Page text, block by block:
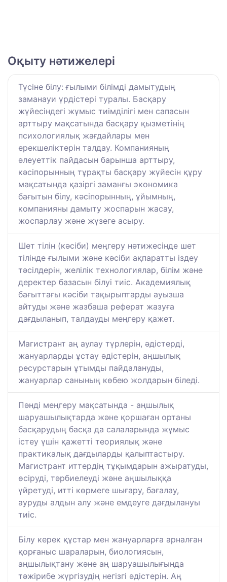
Оқыту нәтижелері
Түсіне білу: ғылыми білімді дамытудың
заманауи үрдістері туралы. Басқару
жүйесіндегі жұмыс тиімділігі мен сапасын
арттыру мақсатында басқару қызметінің
психологиялық жағдайлары мен
ерекшеліктерін талдау. Компанияның
әлеуеттік пайдасын барынша арттыру,
кәсіпорынның тұрақты басқару жүйесін құру
мақсатында қазіргі заманғы экономика
бағытын білу, кәсіпорынның, ұйымның,
компанияны дамыту жоспарын жасау,
жоспарлау және жүзеге асыру.
Шет тілін (кәсіби) меңгеру нәтижесінде шет
тілінде ғылыми және кәсіби ақпаратты іздеу
тәсілдерін, желілік технологиялар, білім және
деректер базасын білуі тиіс. Академиялық
бағыттағы кәсіби тақырыптарды ауызша
айтуды және жазбаша реферат жазуға
дағдыланып, талдауды меңгеру қажет.
Магистрант аң аулау түрлерін, әдістерді,
жануарларды ұстау әдістерін, аңшылық
ресурстарын ұтымды пайдалануды,
жануарлар санының көбею жолдарын біледі.
Пәнді меңгеру мақсатында - аңшылық
шаруашылықтарда және қоршаған ортаны
басқарудың басқа да салаларында жұмыс
істеу үшін қажетті теориялық және
практикалық дағдыларды қалыптастыру.
Магистрант иттердің тұқымдарын ажыратуды,
өсіруді, тәрбиелеуді және аңшылыққа
үйретуді, итті көрмеге шығару, бағалау,
ауруды алдын алу және емдеуге дағдылануы
тиіс.
Білу керек құстар мен жануарларға арналған
қорғаныс шараларын, биологиясын,
аңшылықтану және аң шаруашылығында
тәжірибе жүргізудің негізгі әдістерін. Аң